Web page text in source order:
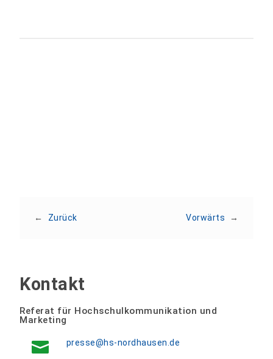
← Zurück Vorwärts →
Kontakt
Referat für Hochschulkommunikation und
Marketing
presse@hs-nordhausen.de